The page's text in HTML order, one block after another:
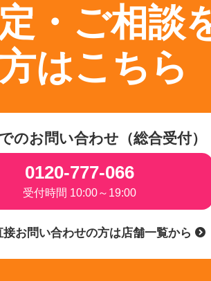
・ご相談
はこちら
のお問い合わせ（総合受付）
0120-777-066
受付時間 10:00～19:00
接お問い合わせの方は店舗一覧から